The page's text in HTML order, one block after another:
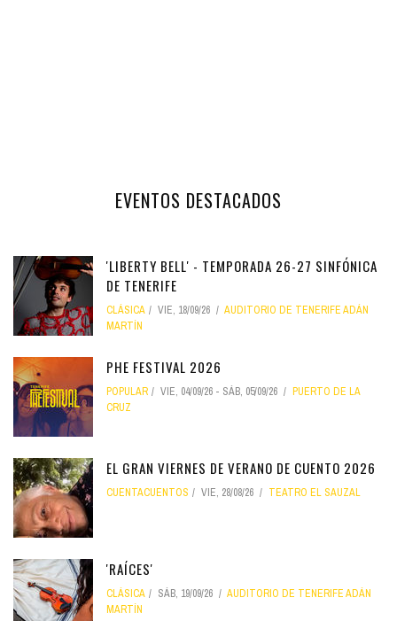
EVENTOS DESTACADOS
'LIBERTY BELL' - TEMPORADA 26-27 SINFÓNICA
DE TENERIFE
CLÁSICA VIE, 18/09/26
AUDITORIO DE TENERIFE ADÁN
MARTÍN
PHE FESTIVAL 2026
POPULAR VIE, 04/09/26 - SÁB, 05/09/26
PUERTO DE LA
CRUZ
EL GRAN VIERNES DE VERANO DE CUENTO 2026
CUENTACUENTOS VIE, 28/08/26 TEATRO EL SAUZAL
'RAÍCES'
CLÁSICA SÁB, 19/09/26
AUDITORIO DE TENERIFE ADÁN
MARTÍN